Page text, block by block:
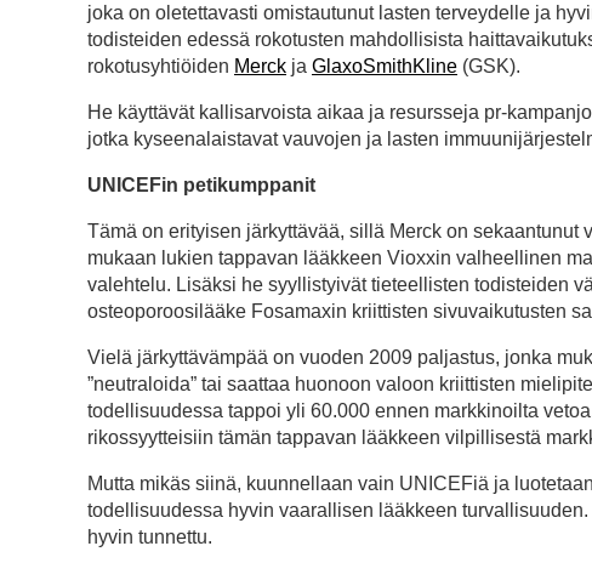
joka on oletettavasti omistautunut lasten terveydelle ja
todisteiden edessä rokotusten mahdollisista
rokotusyhtiöiden Merck ja GlaxoSmithKline (GSK).
He käyttävät kallisarvoista aikaa ja resursseja pr-
jotka kyseenalaistavat vauvojen ja lasten
UNICEFin petikumppanit
Tämä on erityisen järkyttävää, sillä Merck on
mukaan lukien tappavan lääkkeen Vioxxin valheellinen
valehtelu. Lisäksi he syyllistyivät tieteellisten todisteiden
osteoporoosilääke Fosamaxin kriittisten sivuvaikutusten
Vielä järkyttävämpää on vuoden 2009 paljastus, jonka
”neutraloida” tai saattaa huonoon valoon kriittisten
todellisuudessa tappoi yli 60.000 ennen markkinoilta
rikossyytteisiin tämän tappavan lääkkeen vilpillisestä
Mutta mikäs siinä, kuunnellaan vain UNICEFiä ja
todellisuudessa hyvin vaarallisen lääkkeen
hyvin tunnettu.